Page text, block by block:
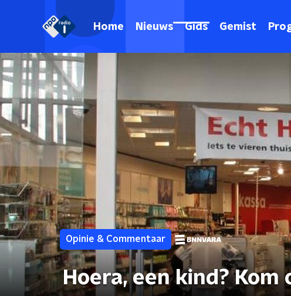
Home Nieuws Gids Gemist
Opinie & Commentaar
Hoera, een kind? Kom